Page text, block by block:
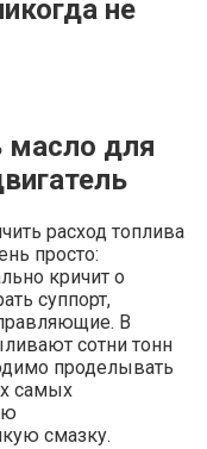
не
масло для
расход топлива
просто:
кричит о
суппорт,
В
сотни тонн
проделывать
самых
смазку.